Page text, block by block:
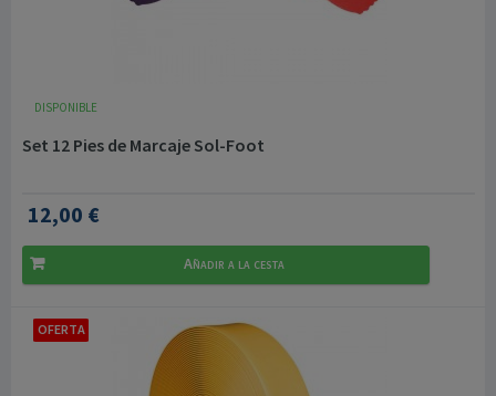
DISPONIBLE
Set 12 Pies de Marcaje Sol-Foot
12,00 €
Añadir a la cesta
OFERTA